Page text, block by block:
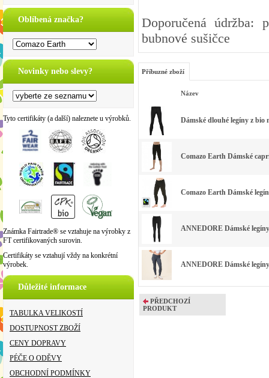
Oblíbená značka?
Novinky nebo slevy?
Tyto certifikáty (a další) naleznete u výrobků.
Známka Fairtrade® se vztahuje na výrobky z
FT certifikovaných surovin.
Certifikáty se vztahují vždy na konkrétní
výrobek.
Důležité informace
TABULKA VELIKOSTÍ
DOSTUPNOST ZBOŽÍ
CENY DOPRAVY
PÉČE O ODĚVY
OBCHODNÍ PODMÍNKY
Doporučená údržba:
bubnové sušičce
Příbuzné zboží
Název
Dámské dlouhé legíny z bio
Comazo Earth Dámské
Comazo Earth Dámské
ANNEDORE Dámské
ANNEDORE Dámské
PŘEDCHOZÍ
PRODUKT